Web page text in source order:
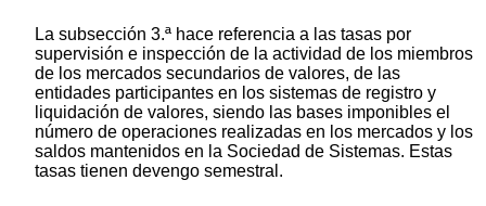
La subsección 3.ª hace referencia a las tasas por
supervisión e inspección de la actividad de los miembros
de los mercados secundarios de valores, de las
entidades participantes en los sistemas de registro y
liquidación de valores, siendo las bases imponibles el
número de operaciones realizadas en los mercados y los
saldos mantenidos en la Sociedad de Sistemas. Estas
tasas tienen devengo semestral.